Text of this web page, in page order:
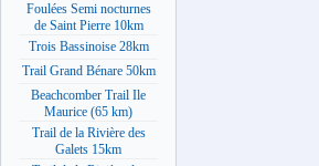
Foulées Semi nocturnes
de Saint Pierre 10km
Trois Bassinoise 28km
Trail Grand Bénare 50km
Beachcomber Trail Ile
Maurice (65 km)
Trail de la Rivière des
Galets 15km